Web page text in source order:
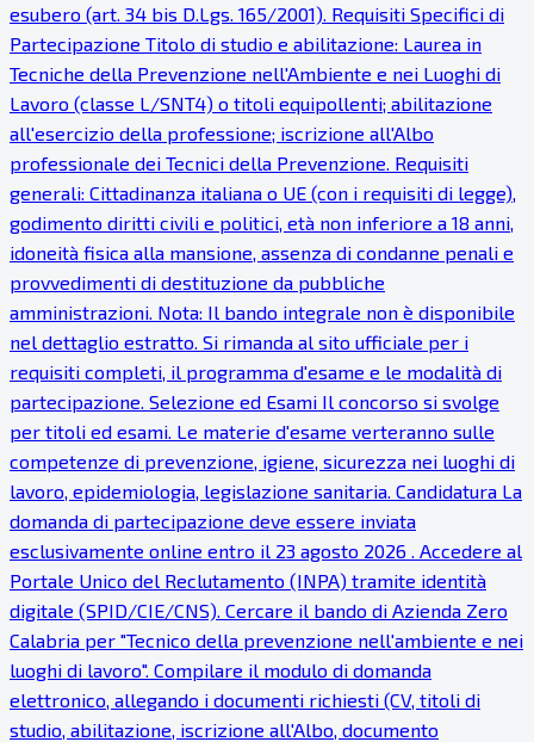
esubero (art. 34 bis D.Lgs. 165/2001). Requisiti Specifici di
Partecipazione Titolo di studio e abilitazione: Laurea in
Tecniche della Prevenzione nell'Ambiente e nei Luoghi di
Lavoro (classe L/SNT4) o titoli equipollenti; abilitazione
all'esercizio della professione; iscrizione all'Albo
professionale dei Tecnici della Prevenzione. Requisiti
generali: Cittadinanza italiana o UE (con i requisiti di legge),
godimento diritti civili e politici, età non inferiore a 18 anni,
idoneità fisica alla mansione, assenza di condanne penali e
provvedimenti di destituzione da pubbliche
amministrazioni. Nota: Il bando integrale non è disponibile
nel dettaglio estratto. Si rimanda al sito ufficiale per i
requisiti completi, il programma d'esame e le modalità di
partecipazione. Selezione ed Esami Il concorso si svolge
per titoli ed esami. Le materie d'esame verteranno sulle
competenze di prevenzione, igiene, sicurezza nei luoghi di
lavoro, epidemiologia, legislazione sanitaria. Candidatura La
domanda di partecipazione deve essere inviata
esclusivamente online entro il 23 agosto 2026 . Accedere al
Portale Unico del Reclutamento (INPA) tramite identità
digitale (SPID/CIE/CNS). Cercare il bando di Azienda Zero
Calabria per "Tecnico della prevenzione nell'ambiente e nei
luoghi di lavoro". Compilare il modulo di domanda
elettronico, allegando i documenti richiesti (CV, titoli di
studio, abilitazione, iscrizione all'Albo, documento